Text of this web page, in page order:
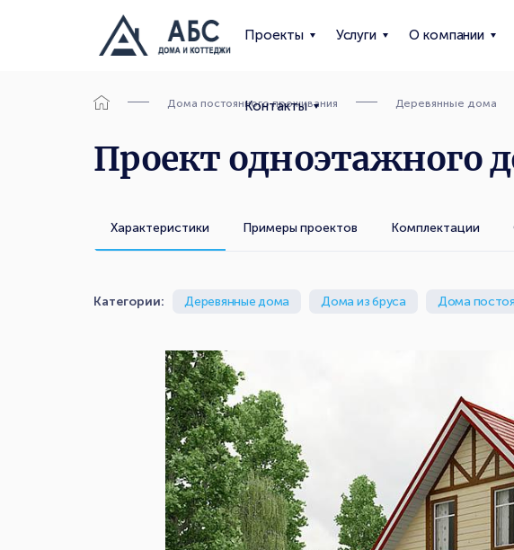
Проекты Услуги О компании
Контакты
Дома постоянного проживания Деревянные дома
Проект одноэтажного
Характеристики Примеры проектов Комплектации
Категории: Деревянные дома Дома из бруса Дома